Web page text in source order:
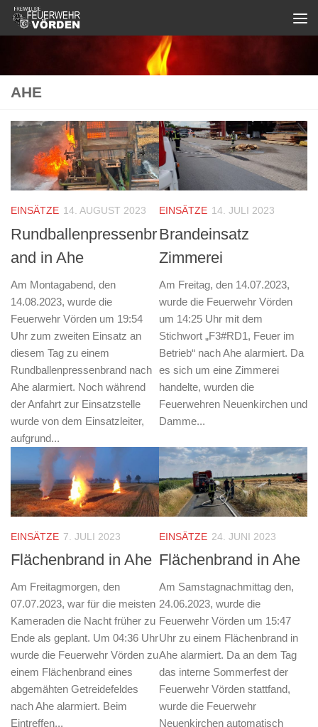
Zum Inhalt springen
AHE
EINSÄTZE 14. AUGUST 2023
Rundballenpressenbr
and in Ahe
Am Montagabend, den
14.08.2023, wurde die
Feuerwehr Vörden um 19:54
Uhr zum zweiten Einsatz an
diesem Tag zu einem
Rundballenpressenbrand nach
Ahe alarmiert. Noch während
der Anfahrt zur Einsatzstelle
wurde von dem Einsatzleiter,
aufgrund...
EINSÄTZE 14. JULI 2023
Brandeinsatz
Zimmerei
Am Freitag, den 14.07.2023,
wurde die Feuerwehr Vörden
um 14:25 Uhr mit dem
Stichwort „F3#RD1, Feuer im
Betrieb“ nach Ahe alarmiert. Da
es sich um eine Zimmerei
handelte, wurden die
Feuerwehren Neuenkirchen und
Damme...
EINSÄTZE 7. JULI 2023
Flächenbrand in Ahe
Am Freitagmorgen, den
07.07.2023, war für die meisten
Kameraden die Nacht früher zu
Ende als geplant. Um 04:36 Uhr
wurde die Feuerwehr Vörden zu
einem Flächenbrand eines
abgemähten Getreidefeldes
nach Ahe alarmiert. Beim
Eintreffen...
EINSÄTZE 24. JUNI 2023
Flächenbrand in Ahe
Am Samstagnachmittag den,
24.06.2023, wurde die
Feuerwehr Vörden um 15:47
Uhr zu einem Flächenbrand in
Ahe alarmiert. Da an dem Tag
das interne Sommerfest der
Feuerwehr Vörden stattfand,
wurde die Feuerwehr
Neuenkirchen automatisch